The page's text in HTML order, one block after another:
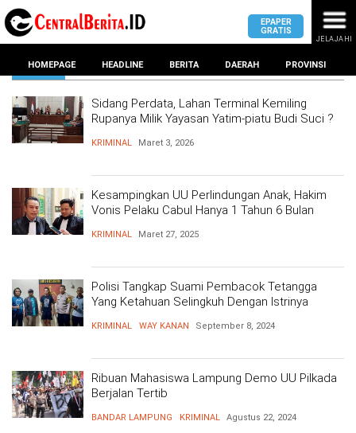
MASUK
KOTA
BANDAR
METRO
TANGGAMUS
PRINGSEWU
DPRD
PROVINSI
DPRD
KOTA
BANDAR
LAMPUNG
METRO
DPRD
LAMPUNG
BANTEN
DKI
JAKARTA
EPAPER
GRATIS
JELAJAHI
HOMEPAGE HEADLINE BERITA DAERAH PROVINSI
KRIMINAL
Sidang Perdata, Lahan Terminal Kemiling
Rupanya Milik Yayasan Yatim-piatu Budi Suci ?
KRIMINAL Maret 3, 2026
Kesampingkan UU Perlindungan Anak, Hakim
Vonis Pelaku Cabul Hanya 1 Tahun 6 Bulan
KRIMINAL Maret 27, 2025
Polisi Tangkap Suami Pembacok Tetangga
Yang Ketahuan Selingkuh Dengan Istrinya
KRIMINAL WAY KANAN September 8, 2024
Ribuan Mahasiswa Lampung Demo UU Pilkada
Berjalan Tertib
BANDAR LAMPUNG KRIMINAL Agustus 22, 2024